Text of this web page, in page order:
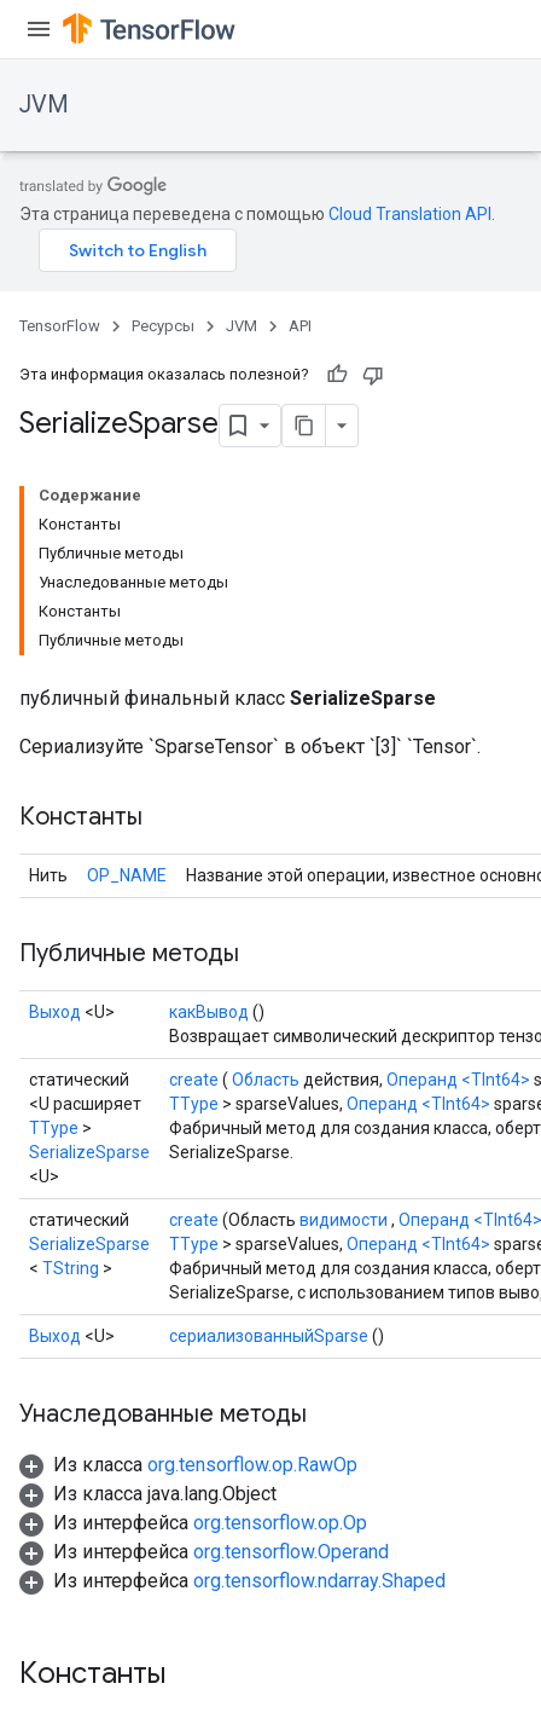
JVM
Эта страница переведена с помощью Cloud Translation API
TensorFlow Ресурсы JVM API
Эта информация оказалась полезной?
SerializeSparse
Содержание
Константы
Публичные методы
Унаследованные методы
Константы
Публичные методы
публичный финальный класс SerializeSparse
Сериализуйте `SparseTensor` в объект `[3]` `Tensor`.
Константы
Нить OP_NAME Название этой операции, известное
Публичные методы
Выход <U> какВывод ()
Возвращает символический дескриптор
статический
<U расширяет
TType >
SerializeSparse
<U>
create ( Область действия, Операнд <TInt64>
TType > sparseValues, Операнд <TInt64>
Фабричный метод для создания класса,
SerializeSparse.
статический
SerializeSparse
< TString >
create (Область видимости , Операнд <TInt64>
TType > sparseValues, Операнд <TInt64>
Фабричный метод для создания класса,
SerializeSparse, с использованием типов
Выход <U> сериализованныйSparse ()
Унаследованные методы
Из класса org.tensorflow.op.RawOp
Из класса java.lang.Object
Из интерфейса org.tensorflow.op.Op
Из интерфейса org.tensorflow.Operand
Из интерфейса org.tensorflow.ndarray.Shaped
Константы